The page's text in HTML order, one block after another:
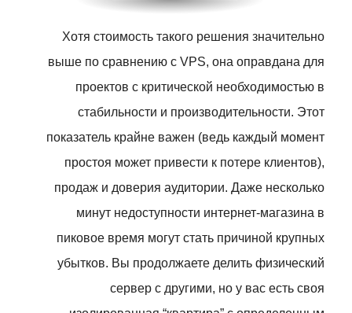
Хотя стоимость такого решения значительно
выше по сравнению с VPS, она оправдана для
проектов с критической необходимостью в
стабильности и производительности. Этот
показатель крайне важен (ведь каждый момент
простоя может привести к потере клиентов),
продаж и доверия аудитории. Даже несколько
минут недоступности интернет-магазина в
пиковое время могут стать причиной крупных
убытков. Вы продолжаете делить физический
сервер с другими, но у вас есть своя